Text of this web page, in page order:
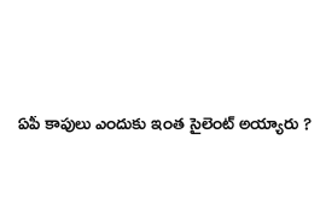
ఏపీ కాపులు ఎందుకు ఇంత సైలెంట్ అయ్యారు ?